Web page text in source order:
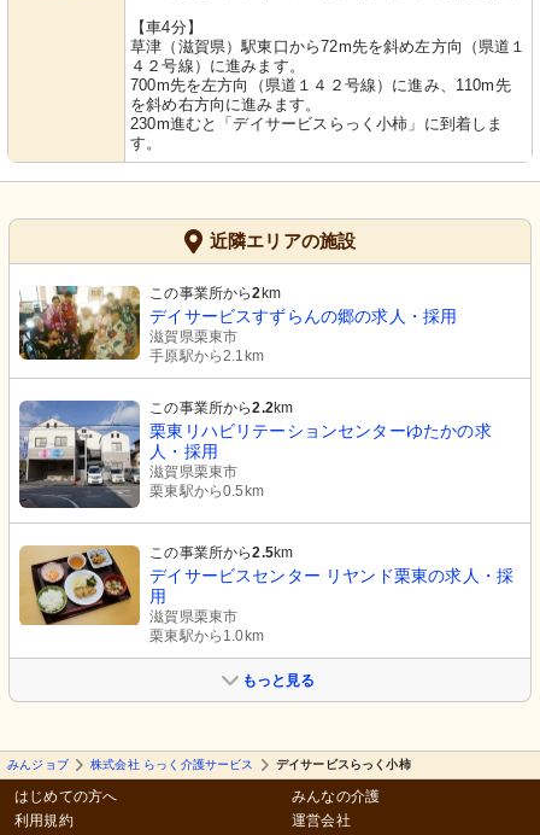
【車4分】
草津（滋賀県）駅東口から72m先を斜め左方向（県道１
４２号線）に進みます。
700m先を左方向（県道１４２号線）に進み、110m先
を斜め右方向に進みます。
230m進むと「デイサービスらっく小柿」に到着しま
す。
近隣エリアの施設
この事業所から2km
デイサービスすずらんの郷の求人・採用
滋賀県栗東市
手原駅から2.1km
この事業所から2.2km
栗東リハビリテーションセンターゆたかの求
人・採用
滋賀県栗東市
栗東駅から0.5km
この事業所から2.5km
デイサービスセンター リヤンド栗東の求人・採
用
滋賀県栗東市
栗東駅から1.0km
もっと見る
みんジョブ 株式会社 らっく介護サービス デイサービスらっく小柿
はじめての方へ
利用規約
みんなの介護
運営会社